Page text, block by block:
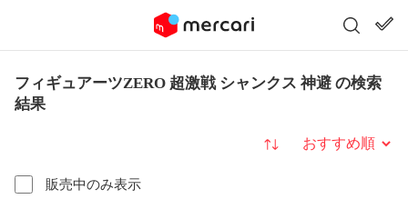
フィギュアーツZERO 超激戦 シャンクス 神避 の検索
結果
販売中のみ表示
並び替え